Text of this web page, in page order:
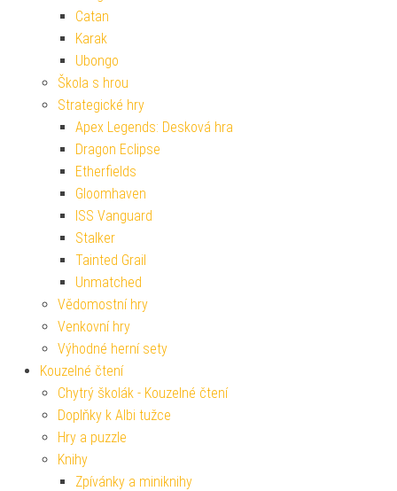
Catan
Karak
Ubongo
Škola s hrou
Strategické hry
Apex Legends: Desková hra
Dragon Eclipse
Etherfields
Gloomhaven
ISS Vanguard
Stalker
Tainted Grail
Unmatched
Vědomostní hry
Venkovní hry
Výhodné herní sety
Kouzelné čtení
Chytrý školák - Kouzelné čtení
Doplňky k Albi tužce
Hry a puzzle
Knihy
Zpívánky a miniknihy